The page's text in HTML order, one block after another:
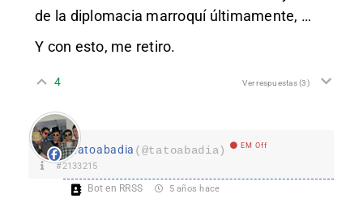
de la diplomacia marroquí últimamente, …
Y con esto, me retiro.
4 Ver respuestas(3)
tatoabadia (@tatoabadia) EM Off
#2133215
Bot en RRSS 5 años hace